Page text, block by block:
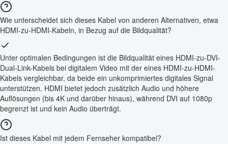
Wie unterscheidet sich dieses Kabel von anderen Alternativen, etwa
HDMI-zu-HDMI-Kabeln, in Bezug auf die Bildqualität?
Unter optimalen Bedingungen ist die Bildqualität eines HDMI-zu-DVI-
Dual-Link-Kabels bei digitalem Video mit der eines HDMI-zu-HDMI-
Kabels vergleichbar, da beide ein unkomprimiertes digitales Signal
unterstützen. HDMI bietet jedoch zusätzlich Audio und höhere
Auflösungen (bis 4K und darüber hinaus), während DVI auf 1080p
begrenzt ist und kein Audio überträgt.
Ist dieses Kabel mit jedem Fernseher kompatibel?